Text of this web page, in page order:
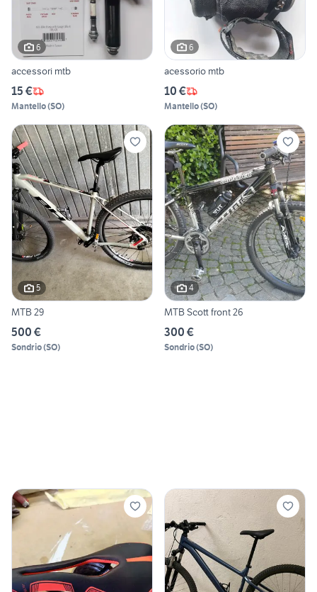
6
accessori mtb
15 €
Mantello(SO)
6
acessorio mtb
10 €
Mantello(SO)
5
MTB 29
500 €
Sondrio(SO)
4
MTB Scott front 26
300 €
Sondrio(SO)